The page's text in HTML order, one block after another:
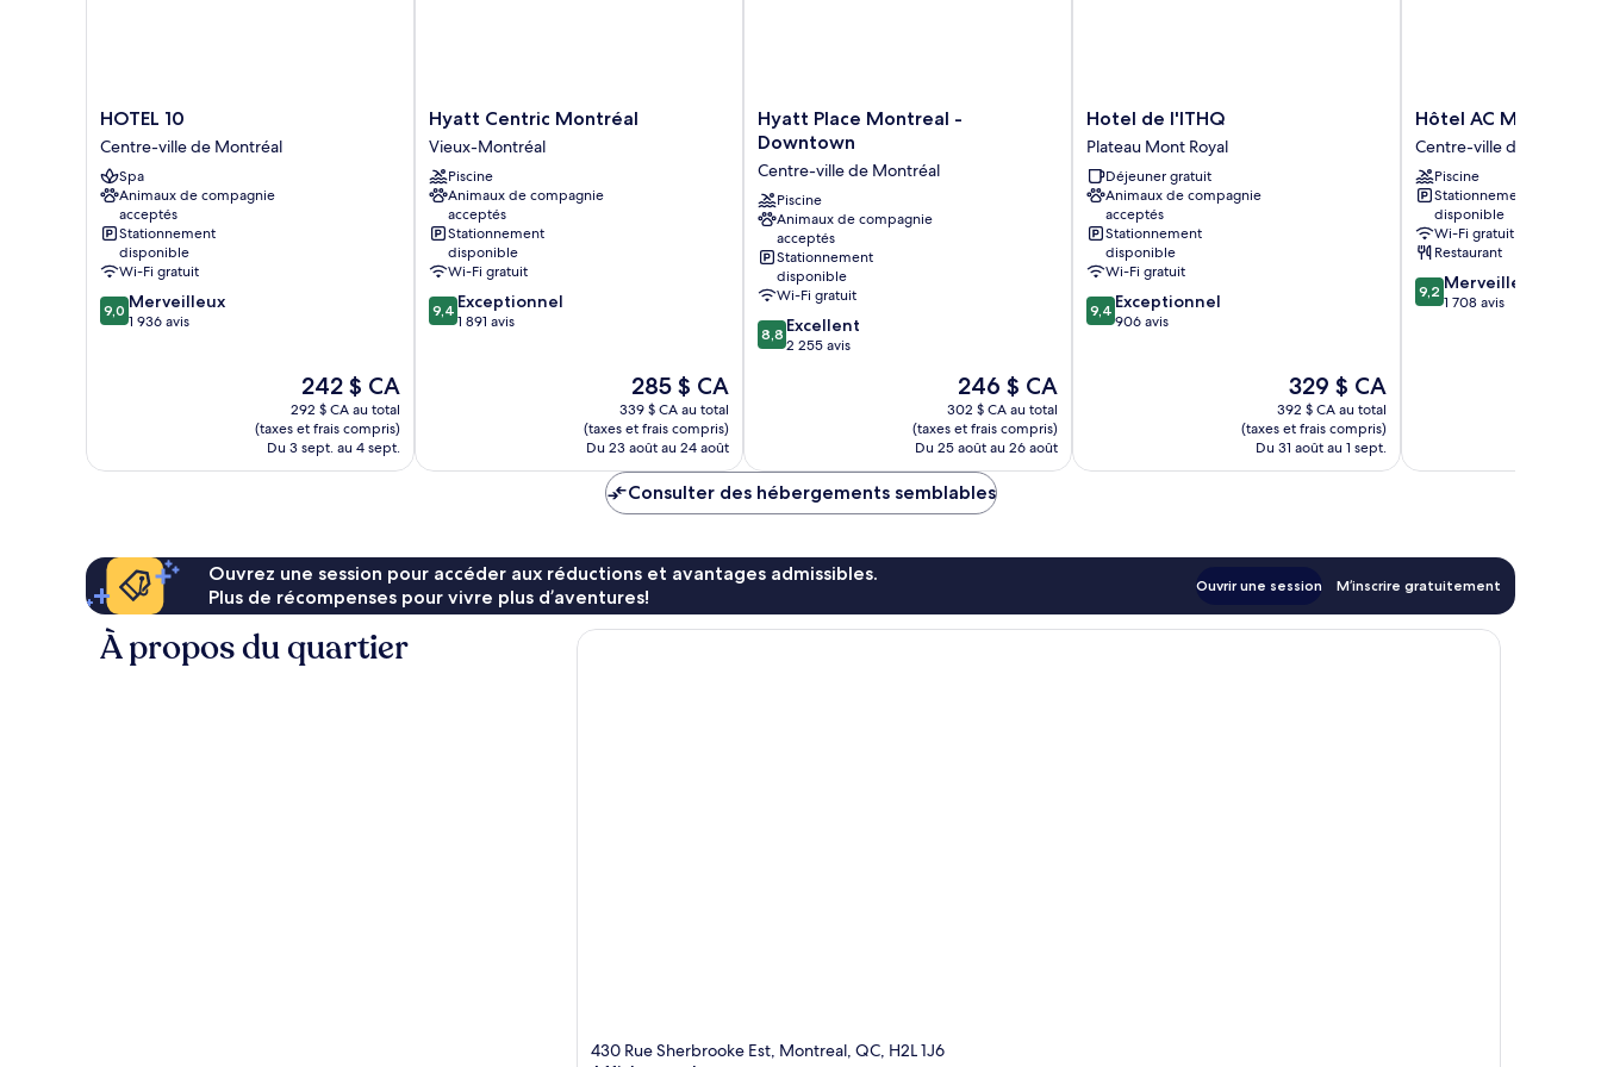
la
ville
HOTEL
10
Centre-
ville
de
Montréal
HOTEL 10
Centre-ville de Montréal
Spa
Animaux de compagnie
acceptés
Stationnement
disponible
Wi-Fi gratuit
9.0
sur
9,0 Merveilleux
1 936 avis
Le
prix
est
de
242 $ CA
242 $ CA
292 $ CA au total
(taxes et frais compris)
Du 3 sept. au 4 sept.
Hyatt
Centric
Montréal
Vieux-
Montréal
Hyatt Centric Montréal
Vieux-Montréal
Piscine
Animaux de compagnie
acceptés
Stationnement
disponible
Wi-Fi gratuit
9.4
sur
9,4 Exceptionnel
1 891 avis
Le
prix
est
de
285 $ CA
285 $ CA
339 $ CA au total
(taxes et frais compris)
Du 23 août au 24 août
Hyatt
Place
-
Downtown
Centre-
ville
de
Montréal
Hyatt Place Montreal -
Downtown
Centre-ville de Montréal
Piscine
Animaux de compagnie
acceptés
Stationnement
disponible
Wi-Fi gratuit
8.8
sur
8,8 Excellent
2 255 avis
Le
prix
est
de
246 $ CA
246 $ CA
302 $ CA au total
(taxes et frais compris)
Du 25 août au 26 août
Hotel
de
l'ITHQ
Plateau
Mont
Royal
Hotel de l'ITHQ
Plateau Mont Royal
Déjeuner gratuit
Animaux de compagnie
acceptés
Stationnement
disponible
Wi-Fi gratuit
9.4
sur
9,4 Exceptionnel
906 avis
Le
prix
est
de
329 $ CA
329 $ CA
392 $ CA au total
(taxes et frais compris)
Du 31 août au 1 sept.
Hôtel
AC
Montréal
Centre-
ville
Centre-
ville
de
Montréal
Hôtel AC Montréal
Centre-ville de Montréal
Piscine
Stationnement
disponible
Wi-Fi gratuit
Restaurant
9.2
sur
9,2 Merveilleux
1 708 avis
Consulter des hébergements semblables
Ouvrez une session pour accéder aux réductions et avantages admissibles.
Plus de récompenses pour vivre plus d’aventures!
Ouvrir une session M’inscrire gratuitement
À propos du quartier
430 Rue Sherbrooke Est, Montreal, QC, H2L 1J6